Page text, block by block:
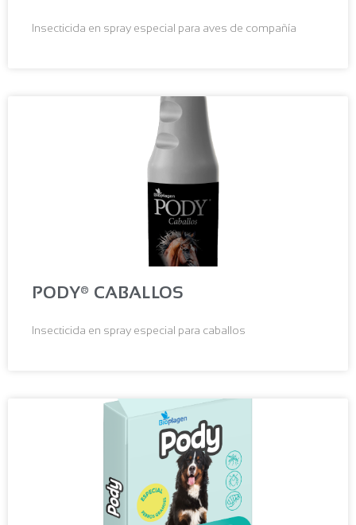
Insecticida en spray especial para aves de compañía
PODY® CABALLOS
Insecticida en spray especial para caballos